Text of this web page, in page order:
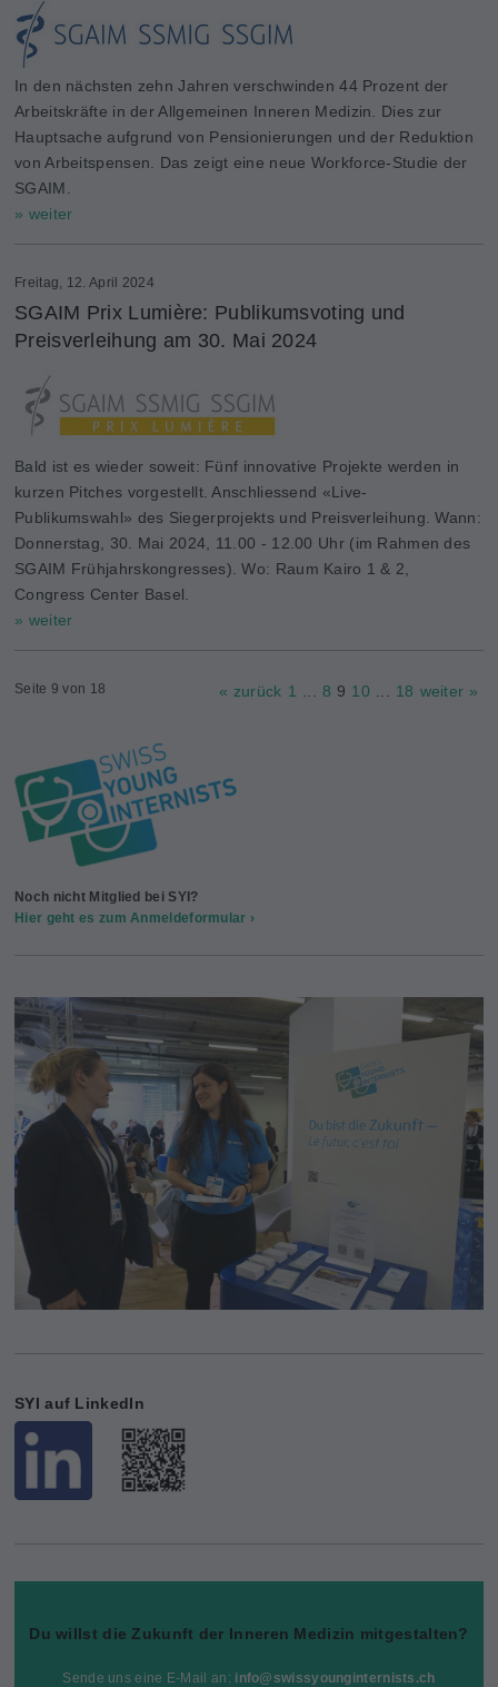
In den nächsten zehn Jahren verschwinden 44 Prozent der
Arbeitskräfte in der Allgemeinen Inneren Medizin. Dies zur
Hauptsache aufgrund von Pensionierungen und der Reduktion
von Arbeitspensen. Das zeigt eine neue Workforce-Studie der
SGAIM.
» weiter
Freitag, 12. April 2024
SGAIM Prix Lumière: Publikumsvoting und
Preisverleihung am 30. Mai 2024
Bald ist es wieder soweit: Fünf innovative Projekte werden in
kurzen Pitches vorgestellt. Anschliessend «Live-
Publikumswahl» des Siegerprojekts und Preisverleihung. Wann:
Donnerstag, 30. Mai 2024, 11.00 - 12.00 Uhr (im Rahmen des
SGAIM Frühjahrskongresses). Wo: Raum Kairo 1 & 2,
Congress Center Basel.
» weiter
Seite 9 von 18 « zurück 1 8 9 10 18 weiter »
Noch nicht Mitglied bei SYI?
Hier geht es zum Anmeldeformular ›
SYI auf LinkedIn
Du willst die Zukunft der Inneren Medizin mitgestalten?
Sende uns eine E-Mail an: info@swissyounginternists.ch